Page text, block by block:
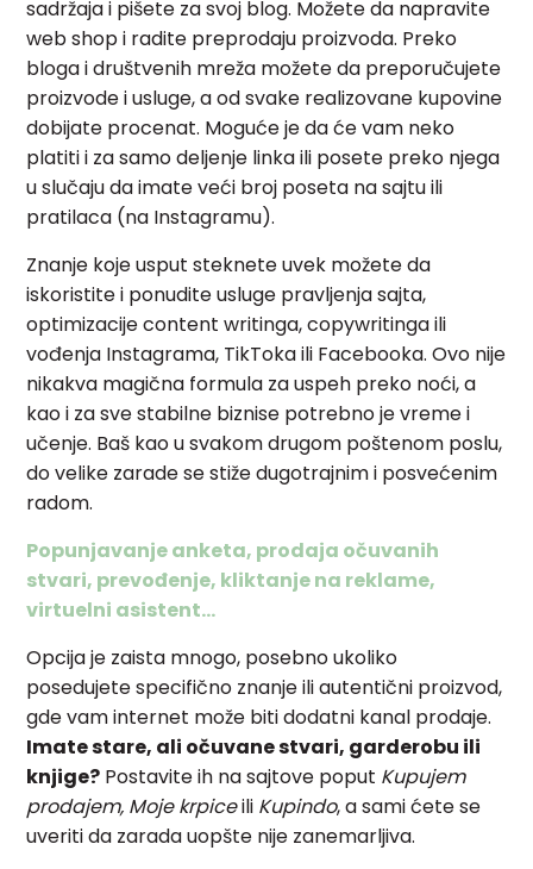
sadržaja i pišete za svoj blog. Možete da napravite
web shop i radite preprodaju proizvoda. Preko
bloga i društvenih mreža možete da preporučujete
proizvode i usluge, a od svake realizovane kupovine
dobijate procenat. Moguće je da će vam neko
platiti i za samo deljenje linka ili posete preko njega
u slučaju da imate veći broj poseta na sajtu ili
pratilaca (na Instagramu).
Znanje koje usput steknete uvek možete da
iskoristite i ponudite usluge pravljenja sajta,
optimizacije content writinga, copywritinga ili
vođenja Instagrama, TikToka ili Facebooka. Ovo nije
nikakva magična formula za uspeh preko noći, a
kao i za sve stabilne biznise potrebno je vreme i
učenje. Baš kao u svakom drugom poštenom poslu,
do velike zarade se stiže dugotrajnim i posvećenim
radom.
Popunjavanje anketa, prodaja očuvanih
stvari, prevođenje, kliktanje na reklame,
virtuelni asistent…
Opcija je zaista mnogo, posebno ukoliko
posedujete specifično znanje ili autentični proizvod,
gde vam internet može biti dodatni kanal prodaje.
Imate stare, ali očuvane stvari, garderobu ili
knjige? Postavite ih na sajtove poput Kupujem
prodajem, Moje krpiceili Kupindo, a sami ćete se
uveriti da zarada uopšte nije zanemarljiva.